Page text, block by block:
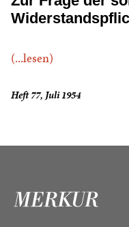
(...lesen)
Heft 77, Juli 1954